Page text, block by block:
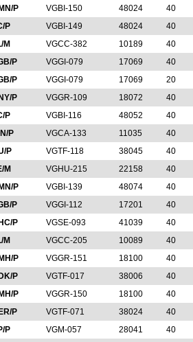
P
VGBI-150 48024 40
P
VGBI-149 48024 40
M
VGCC-382 10189 40
P
VGGI-079 17069 40
P
VGGI-079 17069 20
P
VGGR-109 18072 40
P
VGBI-116 48052 40
P
VGCA-133 11035 40
P
VGTF-118 38045 40
M
VGHU-215 22158 40
P
VGBI-139 48074 40
P
VGGI-112 17201 40
P
VGSE-093 41039 40
M
VGCC-205 10089 40
P
VGGR-151 18100 40
P
VGTF-017 38006 40
P
VGGR-150 18100 40
P
VGTF-071 38024 40
P
VGM-057 28041 40